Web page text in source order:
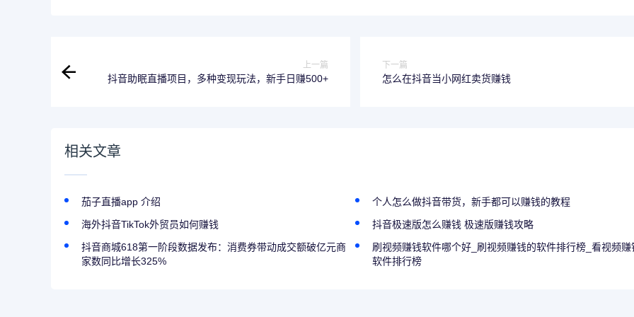
上一篇
抖音助眠直播项目，多种变现玩法，新手日赚500+
下一篇
怎么在抖音当小网红卖货赚钱
相关文章
茄子直播app 介绍
个人怎么做抖音带货，新手都可以赚钱的教程
海外抖音TikTok外贸员如何赚钱
抖音极速版怎么赚钱 极速版赚钱攻略
抖音商城618第一阶段数据发布：消费券带动成交额破亿元商
家数同比增长325%
刷视频赚钱软件哪个好_刷视频赚钱的软件排行榜_看视频赚
软件排行榜